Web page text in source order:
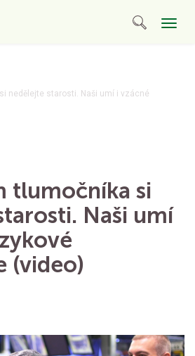
nedělejte starosti. Naši umí i vzácné
tlumočníka si
Naši umí
(video)